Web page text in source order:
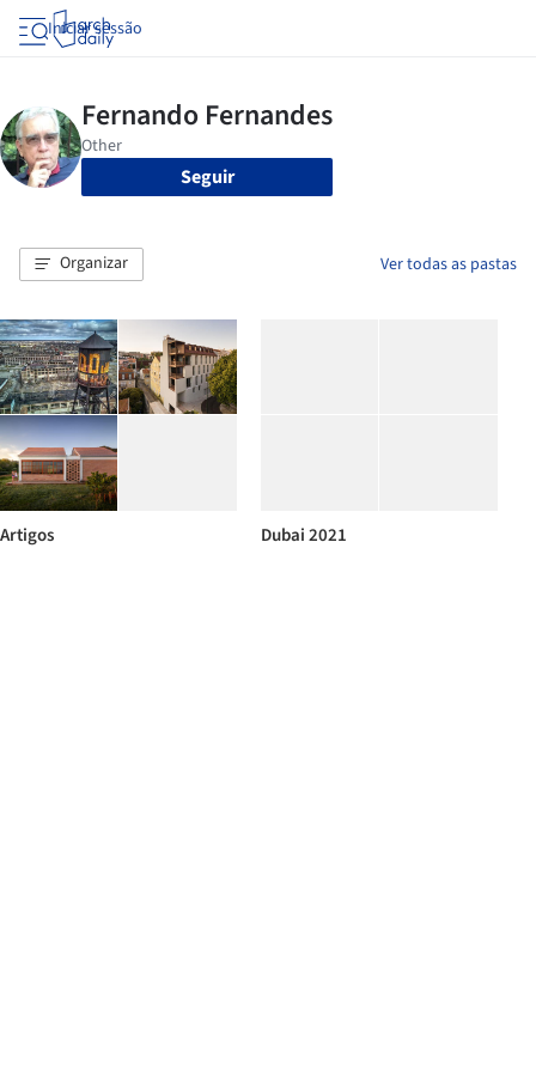
Iniciar sessão
Seguir
Organizar Ver todas as pastas
Artigos Dubai 2021